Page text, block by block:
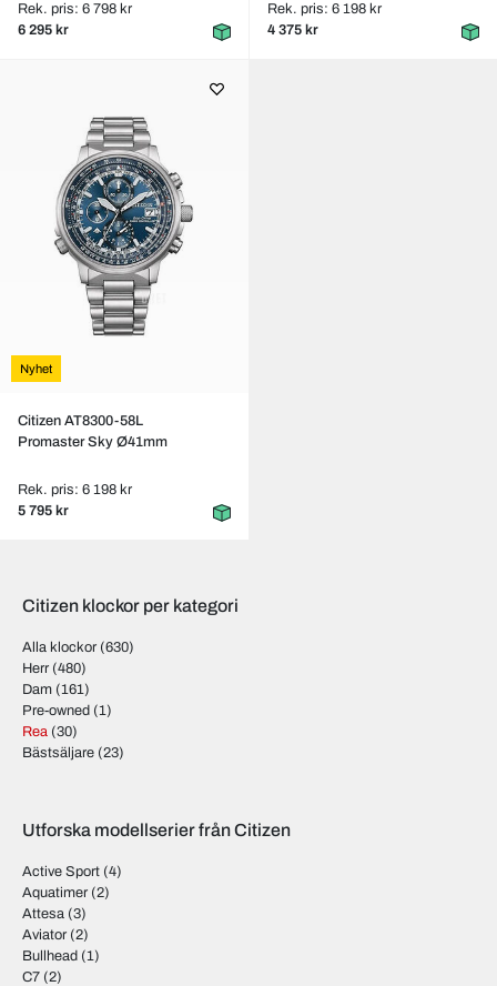
Rek. pris: 6 798 kr
6 295 kr
Rek. pris: 6 198 kr
4 375 kr
Nyhet
Citizen AT8300-58L
Promaster Sky Ø41mm
Rek. pris: 6 198 kr
5 795 kr
Citizen klockor per kategori
Alla klockor (630)
Herr (480)
Dam (161)
Pre-owned (1)
Rea (30)
Bästsäljare (23)
Utforska modellserier från Citizen
Active Sport (4)
Aquatimer (2)
Attesa (3)
Aviator (2)
Bullhead (1)
C7 (2)